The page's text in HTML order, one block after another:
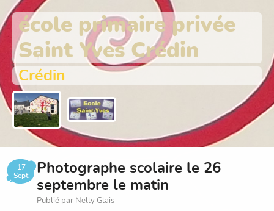
école primaire privée
Saint Yves Crédin
Crédin
17
Sept.
Photographe scolaire le 26
septembre le matin
Publié par Nelly Glais